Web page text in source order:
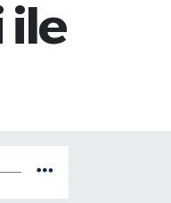
ile